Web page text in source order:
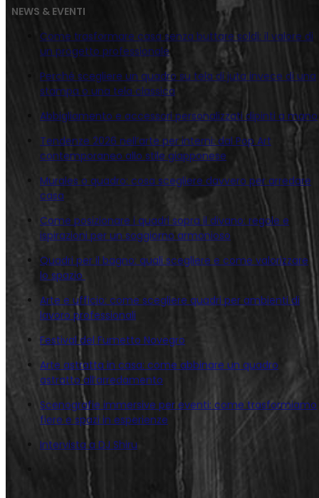
NEWS & EVENTI
Come trasformare casa senza buttare soldi: il valore di
un progetto professionale
Perché scegliere un quadro su tela di juta invece di una
stampa o una tela classica
Abbigliamento e accessori personalizzati dipinti a mano
Tendenze 2026 nell’arte per interni: dal Pop Art
contemporaneo allo stile giapponese
Murales o quadro: cosa scegliere davvero per arredare
casa
Come posizionare i quadri sopra il divano: regole e
ispirazioni per un soggiorno armonioso
Quadri per il bagno: quali scegliere e come valorizzare
lo spazio
Arte e ufficio: come scegliere quadri per ambienti di
lavoro professionali
Festival del Fumetto Novegro
Arte astratta in casa: come abbinare un quadro
astratto all’arredamento
Scenografie immersive per eventi: come trasformiamo
fiere e spazi in esperienze
Intervista a DJ Shiru